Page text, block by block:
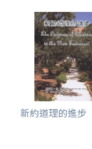
新約道理的進步